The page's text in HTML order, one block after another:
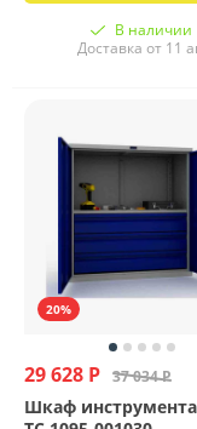
В наличии
Доставка от 11
20%
29 628 Р 37 034 Р
Шкаф